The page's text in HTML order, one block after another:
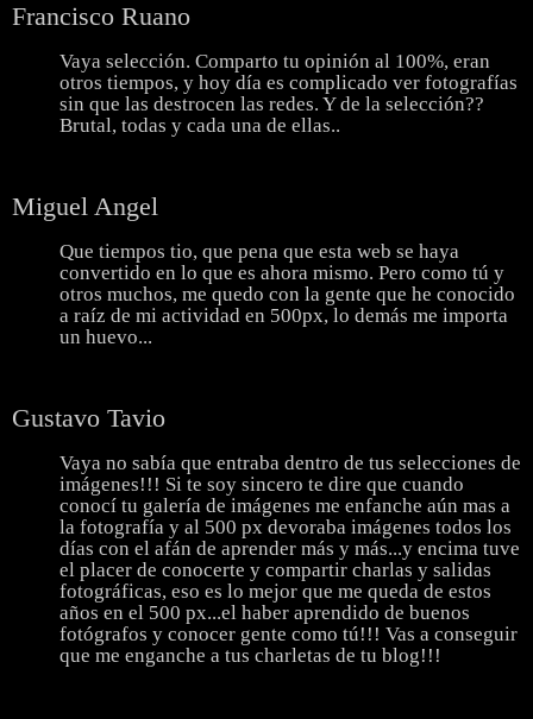
Francisco Ruano
Vaya selección. Comparto tu opinión al 100%, eran
otros tiempos, y hoy día es complicado ver fotografías
sin que las destrocen las redes. Y de la selección??
Brutal, todas y cada una de ellas..
Miguel Angel
Que tiempos tio, que pena que esta web se haya
convertido en lo que es ahora mismo. Pero como tú y
otros muchos, me quedo con la gente que he conocido
a raíz de mi actividad en 500px, lo demás me importa
un huevo...
Gustavo Tavio
Vaya no sabía que entraba dentro de tus selecciones de
imágenes!!! Si te soy sincero te dire que cuando
conocí tu galería de imágenes me enfanche aún mas a
la fotografía y al 500 px devoraba imágenes todos los
días con el afán de aprender más y más...y encima tuve
el placer de conocerte y compartir charlas y salidas
fotográficas, eso es lo mejor que me queda de estos
años en el 500 px...el haber aprendido de buenos
fotógrafos y conocer gente como tú!!! Vas a conseguir
que me enganche a tus charletas de tu blog!!!